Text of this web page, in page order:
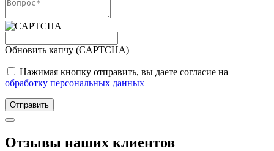
Обновить капчу (CAPTCHA)
Нажимая кнопку отправить, вы даете согласие на
обработку персональных данных
Отправить
Отзывы наших клиентов